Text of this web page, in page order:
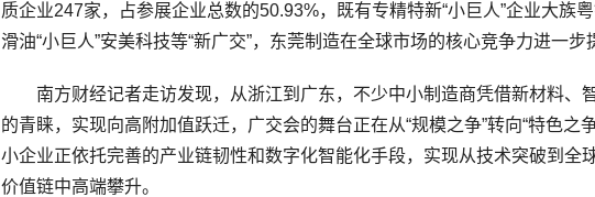
质企业247家，占参展企业总数的50.93%，既有专精特新“小巨人”企业大族
滑油“小巨人”安美科技等“新广交”，东莞制造在全球市场的核心竞争力进一步
南方财经记者走访发现，从浙江到广东，不少中小制造商凭借新材料、
的青睐，实现向高附加值跃迁，广交会的舞台正在从“规模之争”转向“特色之
小企业正依托完善的产业链韧性和数字化智能化手段，实现从技术突破到全
价值链中高端攀升。